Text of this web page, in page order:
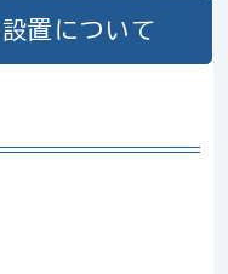
置について